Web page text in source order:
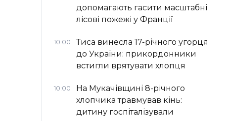
допомагають гасити масштабні
лісові пожежі у Франції
10:00
Тиса винесла 17-річного угорця
до України: прикордонники
встигли врятувати хлопця
10:00
На Мукачівщині 8-річного
хлопчика травмував кінь:
дитину госпіталізували